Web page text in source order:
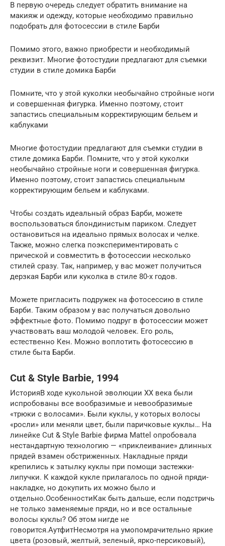
В первую очередь следует обратить внимание на
макияж и одежду, которые необходимо правильно
подобрать для фотосессии в стиле Барби
Помимо этого, важно приобрести и необходимый
реквизит. Многие фотостудии предлагают для съемки
студии в стиле домика Барби
Помните, что у этой куколки необычайно стройные ноги
и совершенная фигурка. Именно поэтому, стоит
запастись специальным корректирующим бельем и
каблуками
Многие фотостудии предлагают для съемки студии в
стиле домика Барби. Помните, что у этой куколки
необычайно стройные ноги и совершенная фигурка.
Именно поэтому, стоит запастись специальным
корректирующим бельем и каблуками.
Чтобы создать идеальный образ Барби, можете
воспользоваться блондинистым париком. Следует
остановиться на идеально прямых волосах и челке.
Также, можно слегка поэкспериментировать с
прической и совместить в фотосессии несколько
стилей сразу. Так, например, у вас может получиться
дерзкая Барби или куколка в стиле 80-х годов.
Можете пригласить подружек на фотосессию в стиле
Барби. Таким образом у вас получаться довольно
эффектные фото. Помимо подруг в фотосессии может
участвовать ваш молодой человек. Его роль,
естественно Кен. Можно воплотить фотосессию в
стиле быта Барби.
Cut & Style Barbie, 1994
ИсторияВ ходе кукольной эволюции XX века были
испробованы все вообразимые и невообразимые
«трюки с волосами». Были куклы, у которых волосы
«росли» или меняли цвет, были паричковые куклы… На
линейке Cut & Style Barbie фирма Mattel опробовала
нестандартную технологию — «приклеивание» длинных
прядей взамен обстриженных. Накладные пряди
крепились к затылку куклы при помощи застежки-
липучки. К каждой кукле прилагалось по одной пряди-
накладке, но докупить их можно было и
отдельно.ОсобенностиКак быть дальше, если подстричь
не только заменяемые пряди, но и все остальные
волосы куклы? Об этом нигде не
говорится.АутфитНесмотря на умопомрачительно яркие
цвета (розовый, желтый, зеленый, ярко-персиковый),